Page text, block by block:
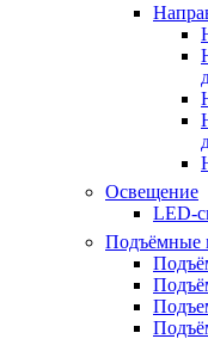
Освещение
LED-
Подъёмные